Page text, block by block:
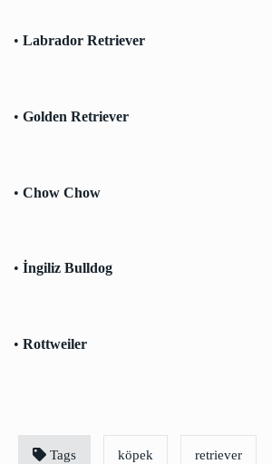
• Labrador Retriever
• Golden Retriever
• Chow Chow
• İngiliz Bulldog
• Rottweiler
Tags köpek retriever